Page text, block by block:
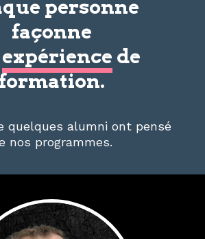
personne
façonne
expérience de
formation.
quelques alumni ont pensé
nos programmes.